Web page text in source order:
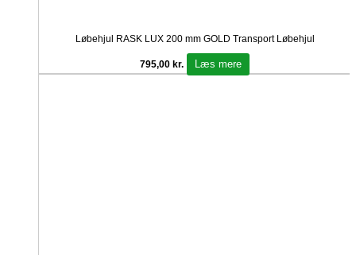
Løbehjul RASK LUX 200 mm GOLD Transport Løbehjul
795,00 kr. Læs mere